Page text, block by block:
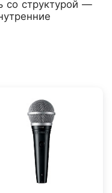
со структурой —